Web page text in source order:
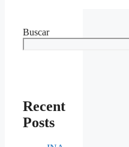
Buscar
Recent
Posts